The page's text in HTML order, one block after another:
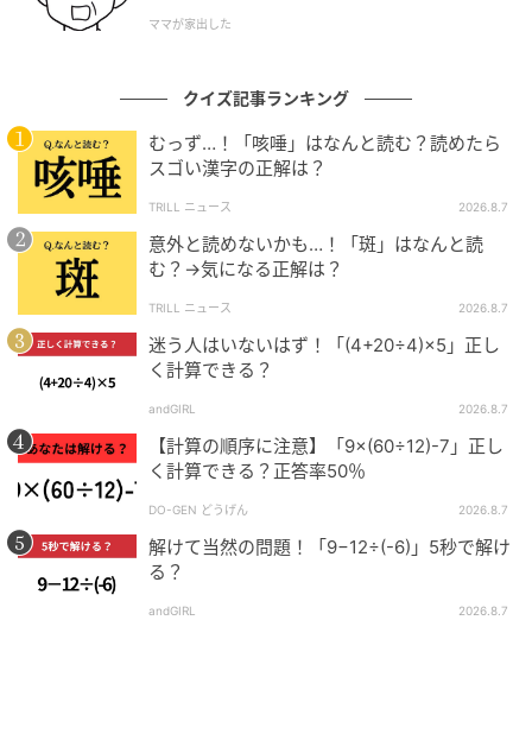
ママが家出した
クイズ記事ランキング
むっず…！「咳唾」はなんと読む？読めたら
スゴい漢字の正解は？
TRILL ニュース 2026.8.7
意外と読めないかも…！「斑」はなんと読
む？→気になる正解は？
TRILL ニュース 2026.8.7
迷う人はいないはず！「(4+20÷4)×5」正し
く計算できる？
andGIRL 2026.8.7
【計算の順序に注意】「9×(60÷12)-7」正し
く計算できる？正答率50％
DO-GEN どうげん 2026.8.7
解けて当然の問題！「9−12÷(-6)」5秒で解け
る？
andGIRL 2026.8.7